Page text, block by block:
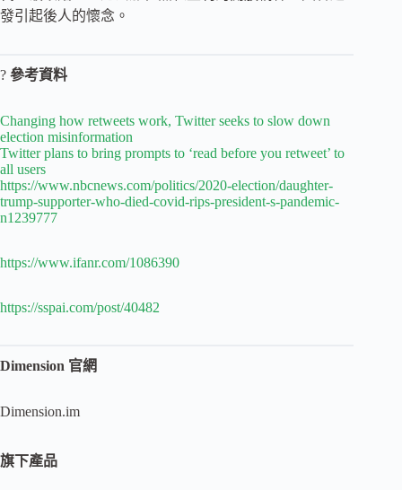
發引起後人的懷念。
? 參考資料
Changing how retweets work, Twitter seeks to slow down
election misinformation
Twitter plans to bring prompts to ‘read before you retweet’ to
all users
https://www.nbcnews.com/politics/2020-election/daughter-
trump-supporter-who-died-covid-rips-president-s-pandemic-
n1239777
https://www.ifanr.com/1086390
https://sspai.com/post/40482
Dimension 官網
Dimension.im
旗下產品